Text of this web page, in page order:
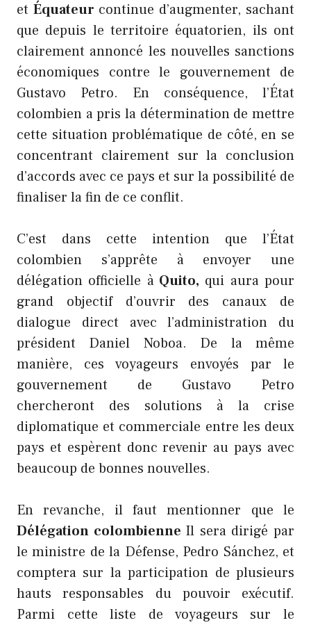
et Équateur continue d’augmenter, sachant
que depuis le territoire équatorien, ils ont
clairement annoncé les nouvelles sanctions
économiques contre le gouvernement de
Gustavo Petro. En conséquence, l’État
colombien a pris la détermination de mettre
cette situation problématique de côté, en se
concentrant clairement sur la conclusion
d’accords avec ce pays et sur la possibilité de
finaliser la fin de ce conflit.
C’est dans cette intention que l’État
colombien s’apprête à envoyer une
délégation officielle àQuito, qui aura pour
grand objectif d’ouvrir des canaux de
dialogue direct avec l’administration du
président Daniel Noboa. De la même
manière, ces voyageurs envoyés par le
gouvernement de Gustavo Petro
chercheront des solutions à la crise
diplomatique et commerciale entre les deux
pays et espèrent donc revenir au pays avec
beaucoup de bonnes nouvelles.
En revanche, il faut mentionner que le
Délégation colombienne Il sera dirigé par
le ministre de la Défense, Pedro Sánchez, et
comptera sur la participation de plusieurs
hauts responsables du pouvoir exécutif.
Parmi cette liste de voyageurs sur le